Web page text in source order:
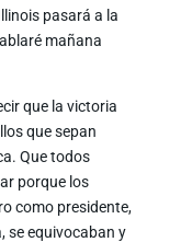
pasará a la
mañana
que la victoria
que sepan
Que todos
porque los
como presidente,
se equivocaban y